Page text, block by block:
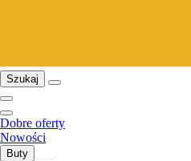
Szukaj
Dobre oferty
Nowości
Buty